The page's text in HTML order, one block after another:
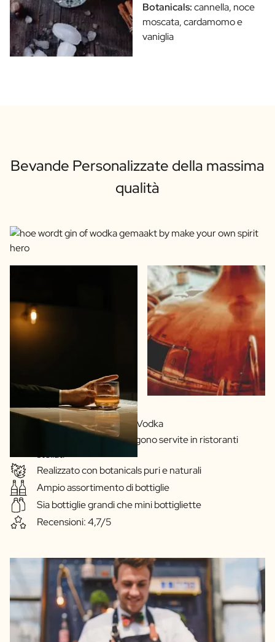
Botanicals:cannella, noce
moscata, cardamomo e
vaniglia
Bevande Personalizzate della massima
qualità
Ricette proprie di Gin e Vodka
Le nostre bevande vengono servite in ristoranti
stellati
Realizzato con botanicals puri e naturali
Ampio assortimento di bottiglie
Sia bottiglie grandi che mini bottigliette
Recensioni: 4,7/5